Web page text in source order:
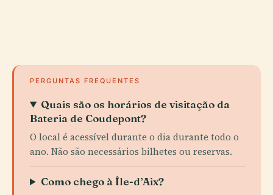
PERGUNTAS FREQUENTES
Quais são os horários de visitação da
Bateria de Coudepont?
O local é acessível durante o dia durante todo o
ano. Não são necessários bilhetes ou reservas.
Como chego à Île-d’Aix?